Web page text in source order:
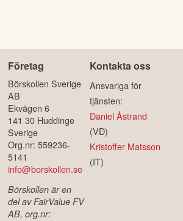
Företag
Börskollen Sverige
AB
Ekvägen 6
141 30 Huddinge
Sverige
Org.nr: 559236-
5141
info@borskollen.se
Börskollen är en
del av FairValue FV
AB, org.nr:
Kontakta oss
Ansvariga för
tjänsten:
Daniel Åstrand
(VD)
Kristoffer Matsson
(IT)